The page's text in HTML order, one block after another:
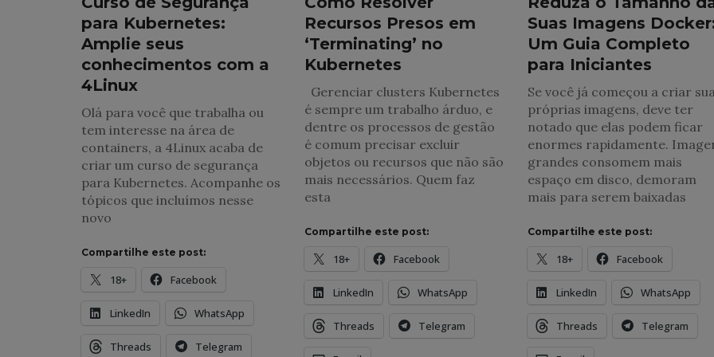
para Kubernetes:
Amplie seus
conhecimentos com a
4Linux
Olá para você que trabalha ou
tem interesse na área de
containers, a 4Linux acaba de
criar um curso de segurança
para Kubernetes. Acompanhe os
tópicos que incluímos nesse
novo
Compartilhe este post:
18+ Facebook
LinkedIn WhatsApp
Threads Telegram
Recursos Presos em
‘Terminating’ no
Kubernetes
Gerenciar clusters Kubernetes
é sempre um trabalho árduo, e
dentre os processos de gestão
é comum precisar excluir
objetos ou recursos que não são
mais necessários. Quem faz
esta
Compartilhe este post:
18+ Facebook
LinkedIn WhatsApp
Threads Telegram
Suas Imagens
Um Guia Completo
para Iniciantes
Se você já começou a criar
próprias imagens, deve ter
notado que elas podem ficar
enormes rapidamente.
grandes consomem mais
espaço em disco, demoram
mais para serem baixadas
Compartilhe este post:
18+ Facebook
LinkedIn WhatsApp
Threads Telegram